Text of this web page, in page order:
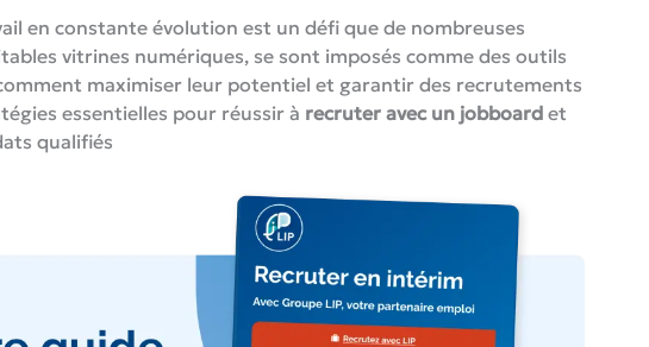
en constante évolution est un défi que de nombreuses
vitrines numériques, se sont imposés comme des outils
maximiser leur potentiel et garantir des recrutements
essentielles pour réussir à recruter avec un jobboard et
qualifiés